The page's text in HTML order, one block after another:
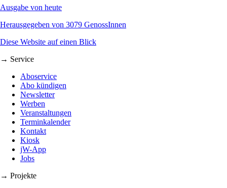
Ausgabe von heute
Herausgegeben von 3079 GenossInnen
Diese Website auf einen Blick
→ Service
Aboservice
Abo kündigen
Newsletter
Werben
Veranstaltungen
Terminkalender
Kontakt
Kiosk
jW-App
Jobs
→ Projekte